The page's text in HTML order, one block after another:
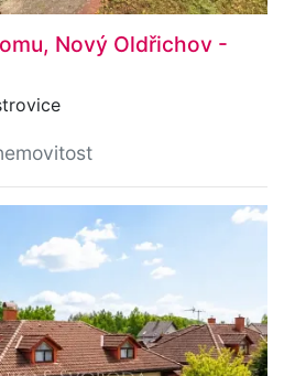
Nový Oldřichov -